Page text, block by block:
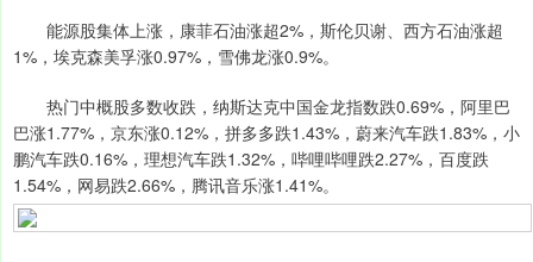
能源股集体上涨，康菲石油涨超2%，斯伦贝谢、西方石油涨超
1%，埃克森美孚涨0.97%，雪佛龙涨0.9%。
热门中概股多数收跌，纳斯达克中国金龙指数跌0.69%，阿里巴
巴涨1.77%，京东涨0.12%，拼多多跌1.43%，蔚来汽车跌1.83%，小
鹏汽车跌0.16%，理想汽车跌1.32%，哔哩哔哩跌2.27%，百度跌
1.54%，网易跌2.66%，腾讯音乐涨1.41%。